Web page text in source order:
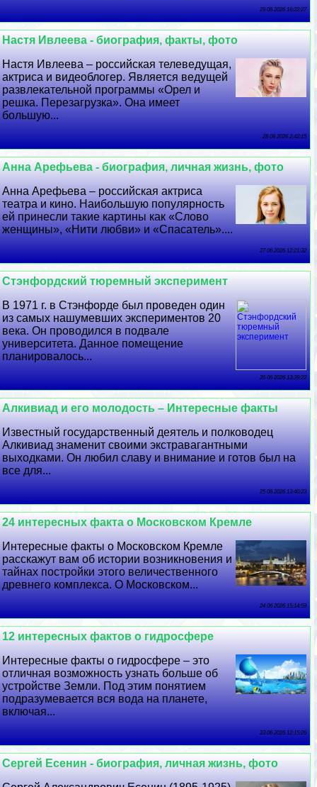
29 06 2026 16:22:27
Настя Ивлеева - биография, факты, фото
Настя Ивлеева – российская телеведущая,
актриса и видеоблогер. Является ведущей
развлекательной программы «Орел и
решка. Перезагрузка». Она имеет
большую...
28 06 2026 2:42:15
Анна Арефьева - биография, личная жизнь, фото
Анна Арефьева – российская актриса
театра и кино. Наибольшую популярность
ей принесли такие картины как «Слово
женщины», «Нити любви» и «Спасатель»....
27 06 2026 12:21:32
Стэнфордский тюремный эксперимент
В 1971 г. в Стэнфорде был проведен один
из самых нашумевших экспериментов 20
века. Он проводился в подвале
университета. Данное помещение
планировалось...
26 06 2026 13:39:22
Алкивиад и его молодость – Интересные факты
Известный государственный деятель и полководец
Алкивиад знаменит своими экстравагантными
выходками. Он любил славу и внимание и готов был на
все для...
25 06 2026 13:40:23
24 интересных факта о Московском Кремле
Интересные факты о Московском Кремле
расскажут вам об истории возникновения и
тайнах постройки этого величественного
древнего комплекса. О Московском...
24 06 2026 15:14:59
12 интересных фактов о гидросфере
Интересные факты о гидросфере – это
отличная возможность узнать больше об
устройстве Земли. Под этим понятием
подразумевается вся вода на планете,
включая...
23 06 2026 12:15:26
Сергeй Есенин - биография, личная жизнь, фото